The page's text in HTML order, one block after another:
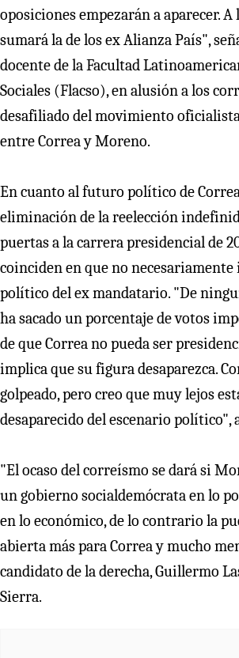
oposiciones empezarán a aparecer. A
sumará la de los ex Alianza País",
docente de la Facultad
Sociales (Flacso), en alusión a los
desafiliado del movimiento
entre Correa y Moreno.
En cuanto al futuro político de
eliminación de la reelección
puertas a la carrera presidencial de
coinciden en que no necesariamente
político del ex mandatario. "De
ha sacado un porcentaje de votos
de que Correa no pueda ser
implica que su figura desaparezca.
golpeado, pero creo que muy lejos
desaparecido del escenario político",
"El ocaso del correísmo se dará si
un gobierno socialdemócrata en lo
en lo económico, de lo contrario la
abierta más para Correa y mucho
candidato de la derecha, Guillermo
Sierra.